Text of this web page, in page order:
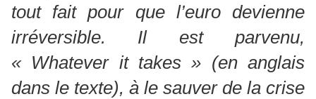
tout fait pour que l’euro devienne
irréversible. Il est parvenu,
« Whatever it takes » (en anglais
dans le texte), à le sauver de la crise